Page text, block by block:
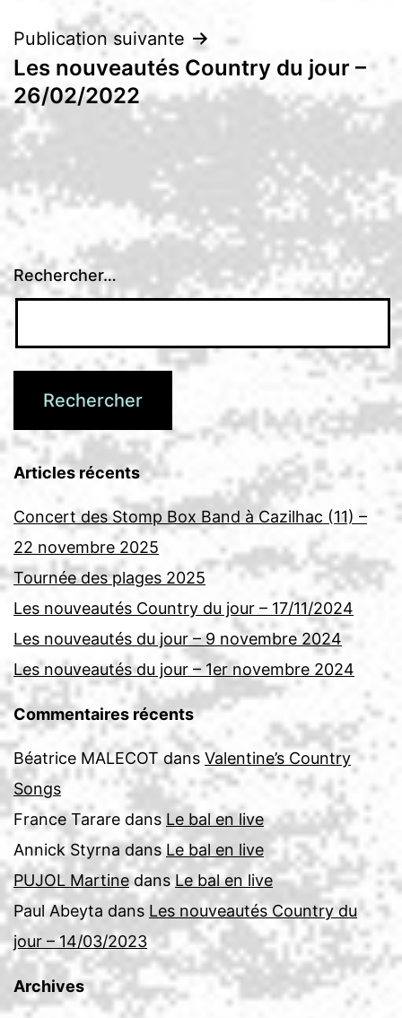
l’article
Publication suivante
Les nouveautés Country du jour –
26/02/2022
Rechercher…
Articles récents
Concert des Stomp Box Band à Cazilhac (11) –
22 novembre 2025
Tournée des plages 2025
Les nouveautés Country du jour – 17/11/2024
Les nouveautés du jour – 9 novembre 2024
Les nouveautés du jour – 1er novembre 2024
Commentaires récents
Béatrice MALECOTdans Valentine’s Country
Songs
France Tarare dansLe bal en live
Annick Styrna dansLe bal en live
PUJOL MartinedansLe bal en live
Paul Abeyta dans Les nouveautés Country du
jour – 14/03/2023
Archives